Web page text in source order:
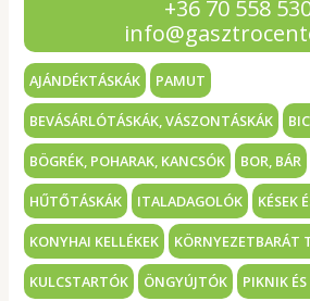
+36 70 558
AJÁNDÉKTÁSKÁK PAMUT
BEVÁSÁRLÓTÁSKÁK, VÁSZONTÁSKÁK
BÖGRÉK, POHARAK, KANCSÓK BOR, BÁR
HŰTŐTÁSKÁK ITALADAGOLÓK KÉSEK
KONYHAI KELLÉKEK KÖRNYEZETBARÁT
KULCSTARTÓK ÖNGYÚJTÓK PIKNIK